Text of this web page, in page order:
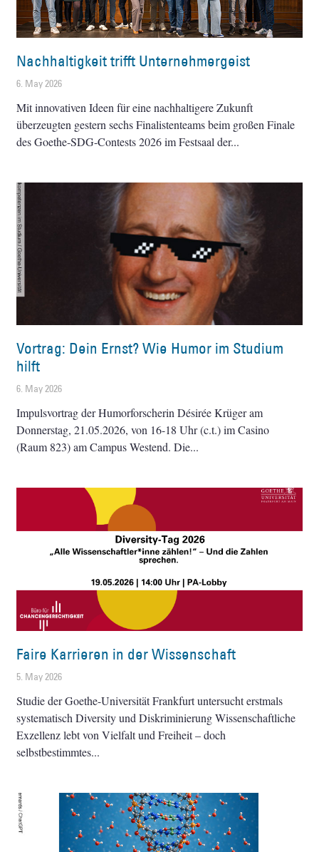
Nachhaltigkeit trifft Unternehmergeist
6. May 2026
Mit innovativen Ideen für eine nachhaltigere Zukunft
überzeugten gestern sechs Finalistenteams beim großen Finale
des Goethe-SDG-Contests 2026 im Festsaal der
Vortrag: Dein Ernst? Wie Humor im Studium
hilft
6. May 2026
Impulsvortrag der Humorforscherin Désirée Krüger am
Donnerstag, 21.05.2026, von 16-18 Uhr (c.t.) im Casino
(Raum 823) am Campus Westend. Die
Faire Karrieren in der Wissenschaft
5. May 2026
Studie der Goethe-Universität Frankfurt untersucht erstmals
systematisch Diversity und Diskriminierung Wissenschaftliche
Exzellenz lebt von Vielfalt und Freiheit – doch
selbstbestimmtes